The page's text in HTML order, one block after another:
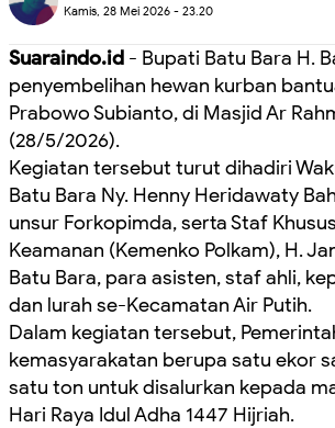
Kamis, 28 Mei 2026 - 23.20
Suaraindo.id - Bupati Batu Bara H.
penyembelihan hewan kurban
Prabowo Subianto, di Masjid Ar
(28/5/2026).
Kegiatan tersebut turut dihadiri
Batu Bara Ny. Henny Heridawaty
unsur Forkopimda, serta Staf
Keamanan (Kemenko Polkam), H.
Batu Bara, para asisten, staf ahli,
dan lurah se-Kecamatan Air Putih.
Dalam kegiatan tersebut,
kemasyarakatan berupa satu ekor
satu ton untuk disalurkan kepada
Hari Raya Idul Adha 1447 Hijriah.